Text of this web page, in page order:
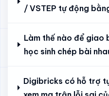
/ VSTEP tự động
Làm thế nào để giao
học sinh chép bài
Digibricks có hỗ trợ